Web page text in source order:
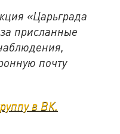
«Царьграда
присланные
почту
в ВК.